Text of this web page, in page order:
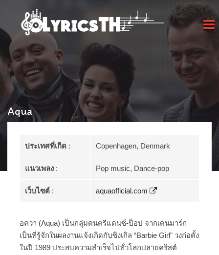
Aqua
ประเทศที่เกิด : Copenhagen, Denmark
แนวเพลง : Pop music, Dance-pop
เว็บไซต์ : aquaofficial.com
อควา (Aqua) เป็นกลุ่มดนตรีแดนซ์-ป็อป จากเดนมาร์ก
เป็นที่รู้จักในผลงานแจ้งเกิดกับซิงเกิล “Barbie Girl” วงก่อตั้ง
ในปี 1989 ประสบความสำเร็จไปทั่วโลกปลายคริสต์